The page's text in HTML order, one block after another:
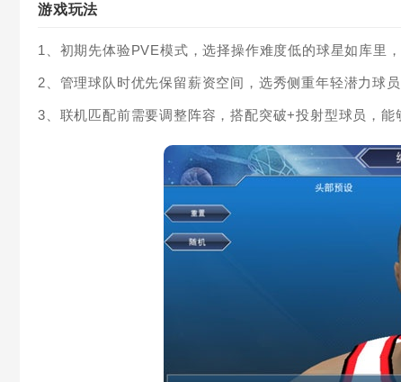
游戏玩法
1、初期先体验PVE模式，选择操作难度低的球星如库里
2、管理球队时优先保留薪资空间，选秀侧重年轻潜力球
3、联机匹配前需要调整阵容，搭配突破+投射型球员，能